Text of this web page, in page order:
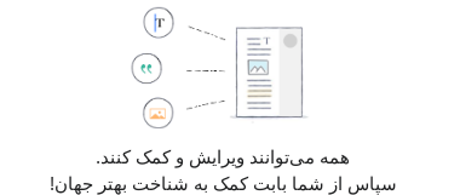
همه می‌توانند ویرایش و کمک کنند.
سپاس از شما بابت کمک به شناخت بهتر جهان!